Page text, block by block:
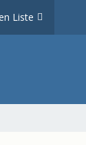
Liste